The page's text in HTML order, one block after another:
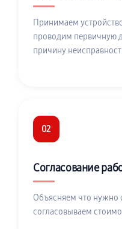
Принимаем
проводим первичную
причину
02
Согласование
Объясняем что нужно
согласовываем